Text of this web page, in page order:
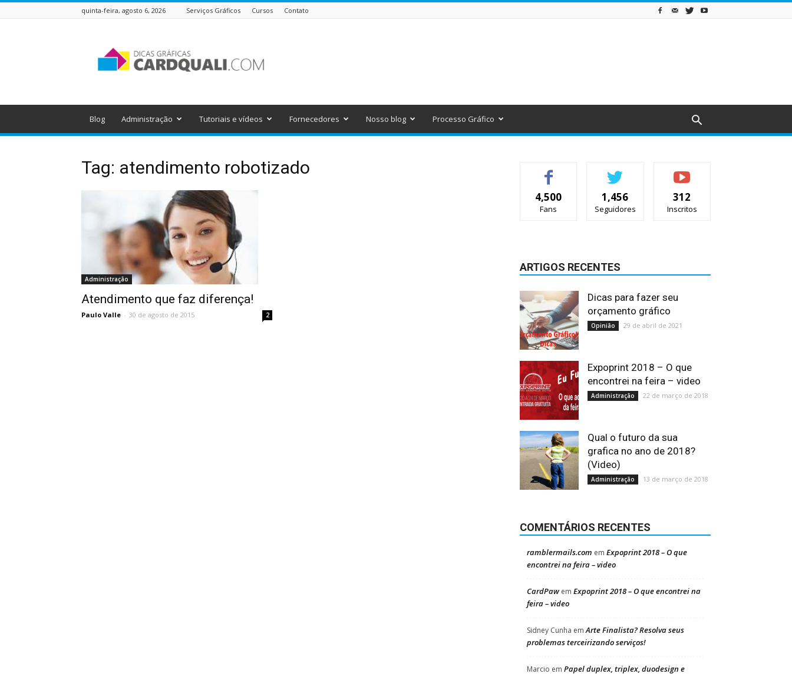
quinta-feira, agosto 6, 2026 Serviços Gráficos Cursos Contato
Gráficas
do
Blog Administração Tutoriais e vídeos Fornecedores Nosso blog Processo Gráfico
Tag: atendimento robotizado
Administração
Atendimento que faz diferença!
Paulo Valle - 30 de agosto de 2015 2
4,500
Fans
1,456
Seguidores
312
Inscritos
ARTIGOS RECENTES
Dicas para fazer seu
orçamento gráfico
Opinião 29 de abril de 2021
Expoprint 2018 – O que
encontrei na feira – video
Administração 22 de março de 2018
Qual o futuro da sua
grafica no ano de 2018?
(Video)
Administração 13 de março de 2018
COMENTÁRIOS RECENTES
ramblermails.com em Expoprint 2018 – O que
encontrei na feira – video
CardPawem Expoprint 2018 – O que encontrei na
feira – video
Sidney Cunha emArte Finalista? Resolva seus
problemas terceirizando serviços!
Marcio em Papel duplex, triplex, duodesign e